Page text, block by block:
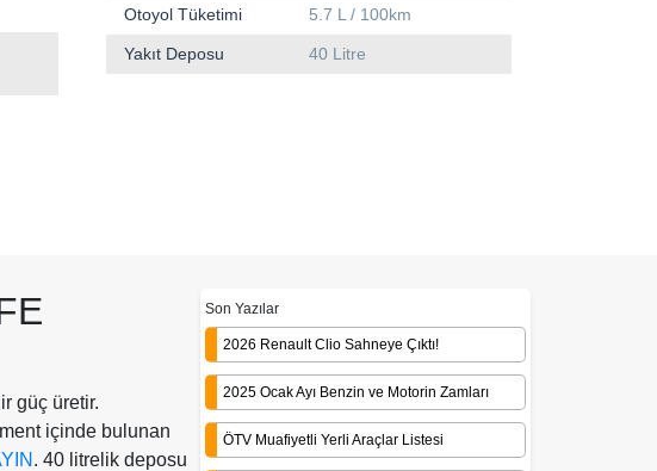
Otoyol Tüketimi 5.7 L / 100km
Yakıt Deposu 40 Litre
güç üretir.
içinde bulunan
. 40 litrelik deposu
Son Yazılar
2026 Renault Clio Sahneye Çıktı!
2025 Ocak Ayı Benzin ve Motorin Zamları
ÖTV Muafiyetli Yerli Araçlar Listesi